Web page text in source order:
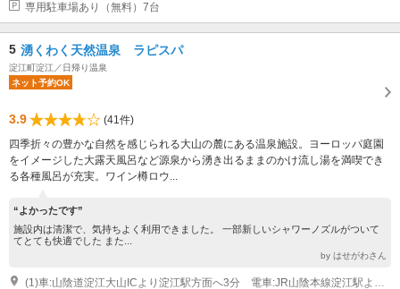
専用駐車場あり（無料）7台
5 湧くわく天然温泉 ラピスパ
淀江町淀江／日帰り温泉
ネット予約OK
3.9
(41件)
四季折々の豊かな自然を感じられる大山の麓にある温泉施設。ヨーロッパ庭園
をイメージした大露天風呂など源泉から湧き出るままのかけ流し湯を満喫でき
る各種風呂が充実。ワイン樽ロウ...
“よかったです”
施設内は清潔で、気持ちよく利用できました。 一部新しいシャワーノズルがついて
てとても快適でした また...
by はせがわさん
(1)車:山陰道淀江大山ICより淀江駅方面へ3分 電車:JR山陰本線淀江駅より西へ徒歩10分